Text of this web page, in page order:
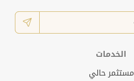
الخدمات
مستثمر حالي